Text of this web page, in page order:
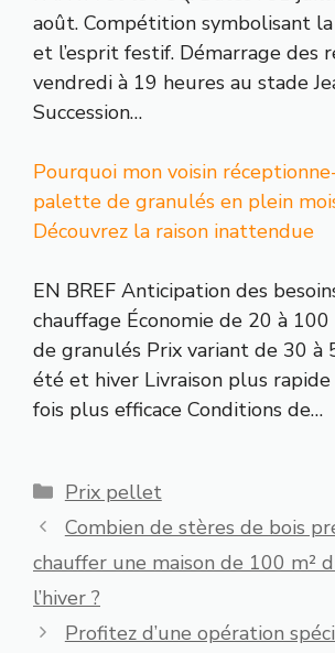
août. Compétition symbolisant
et l’esprit festif. Démarrage des
vendredi à 19 heures au stade
Succession…
Pourquoi mon voisin
palette de granulés en plein
Découvrez la raison inattendue
EN BREF Anticipation des
chauffage Économie de 20 à
de granulés Prix variant de 30 à
été et hiver Livraison plus
fois plus efficace Conditions de…
Catégories
Prix pellet
Combien de stères de bois
chauffer une maison de 100 m²
l’hiver ?
Profitez d’une opération